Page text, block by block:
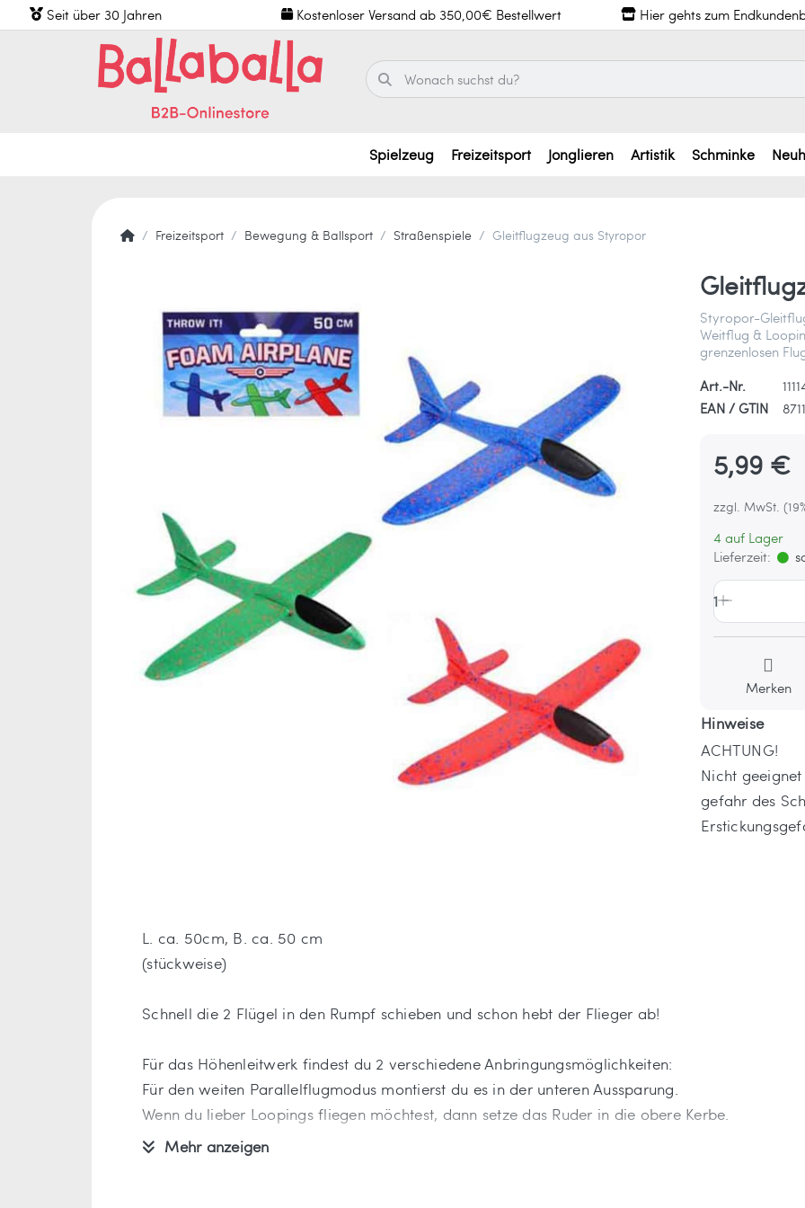
Seit über 30 Jahren Kostenloser Versand ab 350,00€ Bestellwert Hier gehts zum
Spielzeug Freizeitsport Jonglieren Artistik Schminke
Freizeitsport Bewegung & Ballsport Straßenspiele Gleitflugzeug aus Styropor
Styropor-
Weitflug &
grenzenlosen
Art.-Nr.
EAN / GTIN
5,99 €
zzgl. MwSt.
4 auf Lager
Lieferzeit:
1
Merken
Hinweise
ACHTUNG!
Nicht
gefahr des
L. ca. 50cm, B. ca. 50 cm
(stückweise)
Schnell die 2 Flügel in den Rumpf schieben und schon hebt der Flieger ab!
Für das Höhenleitwerk findest du 2 verschiedene Anbringungsmöglichkeiten:
Für den weiten Parallelflugmodus montierst du es in der unteren Aussparung.
Wenn du lieber Loopings fliegen möchtest, dann setze das Ruder in die obere Kerbe.
Mehr anzeigen